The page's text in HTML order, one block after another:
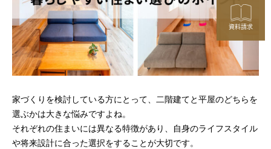
資料請求
家づくりを検討している方にとって、二階建てと平屋のどちらを
選ぶかは大きな悩みですよね。
それぞれの住まいには異なる特徴があり、自身のライフスタイル
や将来設計に合った選択をすることが大切です。